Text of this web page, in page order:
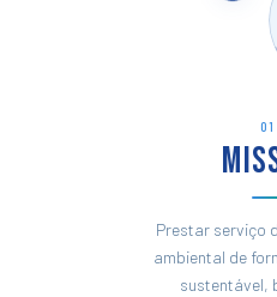
01
Prestar serviço
ambiental de
sustentável,